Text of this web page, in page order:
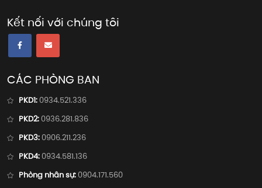
Kết nối với chúng tôi
CÁC PHÒNG BAN
PKD1:0934.521.336
PKD2:0936.281.836
PKD3:0906.211.236
PKD4:0934.581.136
Phòng nhân sự:0904.171.560